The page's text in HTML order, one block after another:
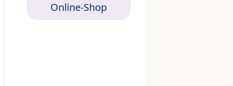
Online-Shop